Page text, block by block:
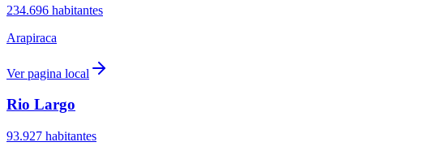
234.696 habitantes
Arapiraca
Ver pagina local
Rio Largo
93.927 habitantes